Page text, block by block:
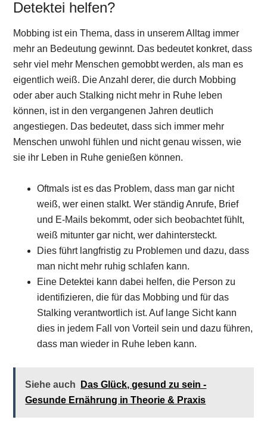
Detektei helfen?
Mobbing ist ein Thema, dass in unserem Alltag immer
mehr an Bedeutung gewinnt. Das bedeutet konkret, dass
sehr viel mehr Menschen gemobbt werden, als man es
eigentlich weiß. Die Anzahl derer, die durch Mobbing
oder aber auch Stalking nicht mehr in Ruhe leben
können, ist in den vergangenen Jahren deutlich
angestiegen. Das bedeutet, dass sich immer mehr
Menschen unwohl fühlen und nicht genau wissen, wie
sie ihr Leben in Ruhe genießen können.
Oftmals ist es das Problem, dass man gar nicht
weiß, wer einen stalkt. Wer ständig Anrufe, Brief
und E-Mails bekommt, oder sich beobachtet fühlt,
weiß mitunter gar nicht, wer dahintersteckt.
Dies führt langfristig zu Problemen und dazu, dass
man nicht mehr ruhig schlafen kann.
Eine Detektei kann dabei helfen, die Person zu
identifizieren, die für das Mobbing und für das
Stalking verantwortlich ist. Auf lange Sicht kann
dies in jedem Fall von Vorteil sein und dazu führen,
dass man wieder in Ruhe leben kann.
Siehe auch
Das Glück, gesund zu sein -
Gesunde Ernährung in Theorie & Praxis